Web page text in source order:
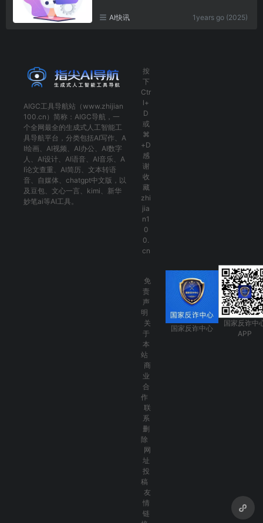
AI快讯 1years go (2025)
AIGC工具导航站（www.zhijian
100.cn）简称： AIGC导航 ，一
个全网最全的生成式人工智能工
具导航平台，分类包括AI写作 、 A
I绘画 、 AI视频 、 AI办公 、 AI数字
人 、 AI设计、 AI语音、 AI音乐、 A
I论文查重 、 AI简历 、 文本转语
音、 自媒体 、 chatgpt中文版 ，以
及 豆包、 文心一言 、 kimi 、 新华
妙笔ai等AI工具。
按
下
Ctr
l+
D
或
⌘
+D
感
谢
收
藏
zhi
jia
n1
0
0.
cn
免
责
声
明
关
于
本
站
商
业
合
作
联
系
删
除
网
址
投
稿
友
情
链
国家反诈中心
国家反诈中
APP